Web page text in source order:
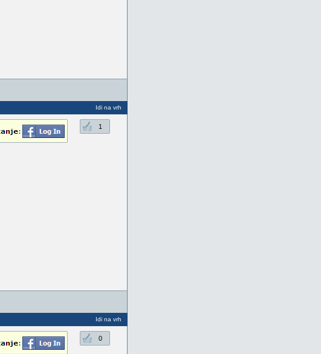
Idi na vrh
1
Idi na vrh
0